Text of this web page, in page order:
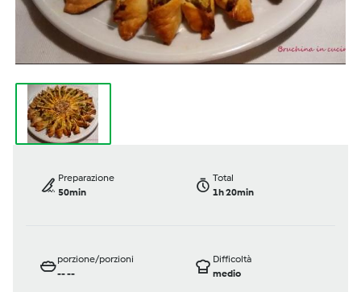
Preparazione
50min
Total
1h 20min
porzione/porzioni
----
Difficoltà
medio